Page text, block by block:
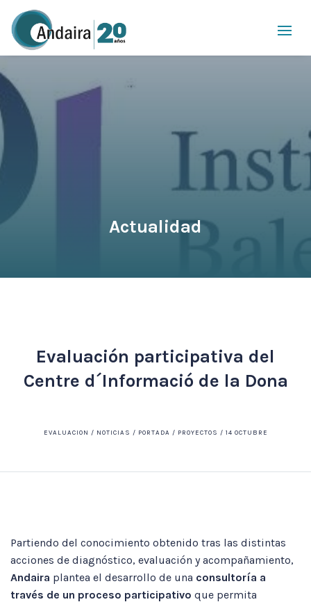
Actualidad
Evaluación participativa del
Centre d´Informació de la Dona
EVALUACION / NOTICIAS / PORTADA / PROYECTOS / 14 OCTUBRE
Partiendo del conocimiento obtenido tras las distintas
acciones de diagnóstico, evaluación y acompañamiento,
Andaira plantea el desarrollo de una consultoría a
través de un proceso participativo que permita